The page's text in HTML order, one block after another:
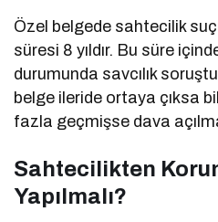
Özel belgede sahtecilik
süresi 8 yıldır. Bu süre
durumunda savcılık
belge ileride ortaya çıksa
fazla geçmişse dava
Sahtecilikten
Yapılmalı?